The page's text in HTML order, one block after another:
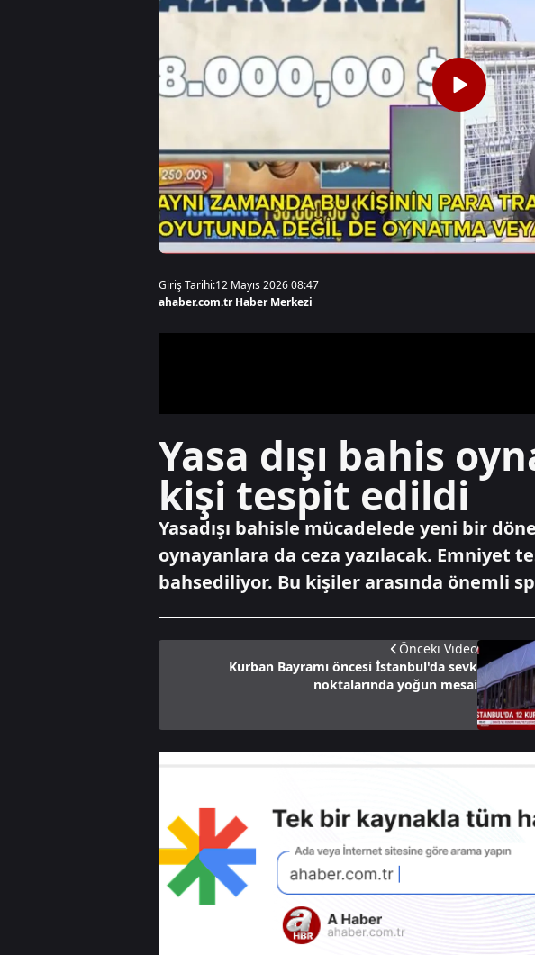
Giriş Tarihi:12 Mayıs 2026 08:47
ahaber.com.tr Haber Merkezi
Yasa dışı bahis
kişi tespit edildi
Yasadışı bahisle mücadelede yeni bir
oynayanlara da ceza yazılacak. Emniyet
bahsediliyor. Bu kişiler arasında önemli
Önceki Video
Kurban Bayramı öncesi İstanbul'da sevk
noktalarında yoğun mesai